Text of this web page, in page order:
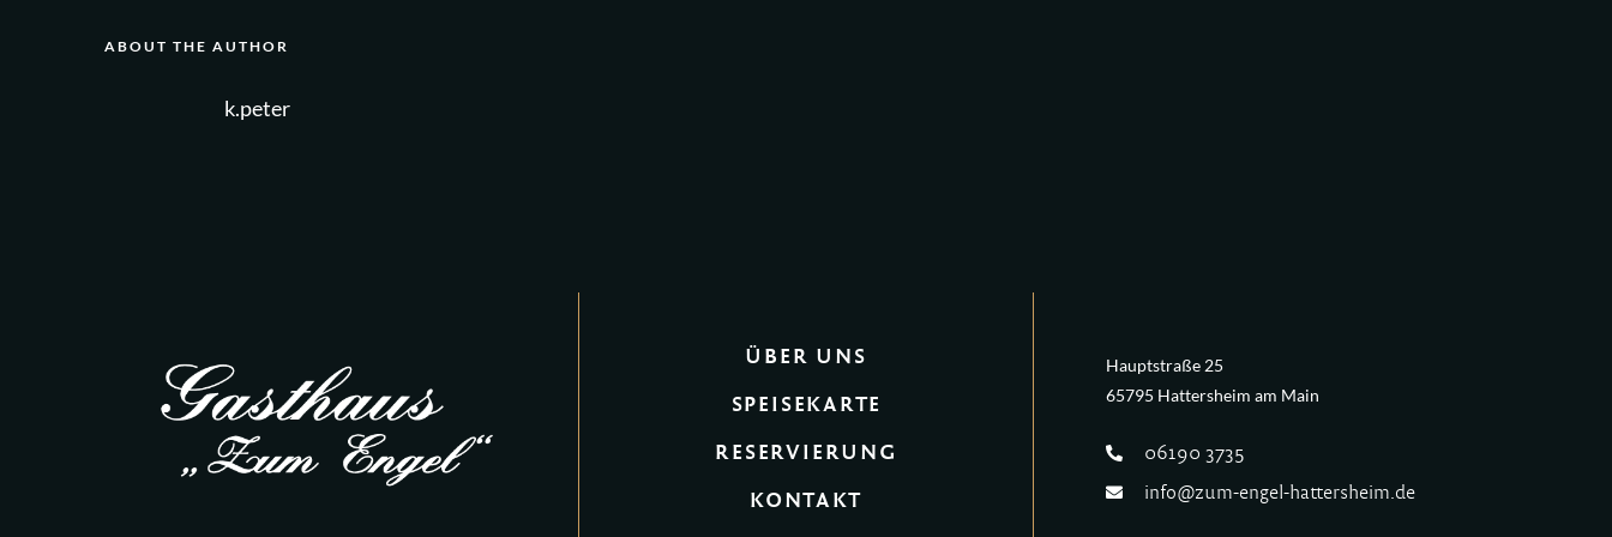
ABOUT THE AUTHOR
k.peter
ÜBER UNS
SPEISEKARTE
RESERVIERUNG
KONTAKT
Hauptstraße 25
65795 Hattersheim am Main
06190 3735
info@zum-engel-hattersheim.de